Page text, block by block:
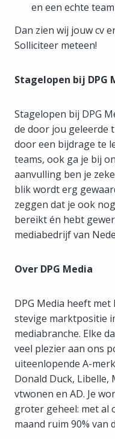
en een echte
Dan zien wij jouw cv
Solliciteer meteen!
Stagelopen bij DPG
Stagelopen bij DPG
de door jou geleerde
door een bijdrage te
teams, ook ga je bij
aanvulling ben je
blik wordt erg
zeggen dat je ook
bereikt én hebt
mediabedrijf van
Over DPG Media
DPG Media heeft
stevige marktpositie
mediabranche. Elke
veel plezier aan ons
uiteenlopende A-
Donald Duck, Libelle,
vtwonen en AD. Je
groter geheel: met al
maand ruim 90% van